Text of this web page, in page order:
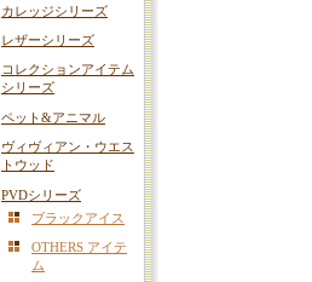
カレッジシリーズ
レザーシリーズ
コレクションアイテム
シリーズ
ペット&アニマル
ヴィヴィアン・ウエス
トウッド
PVDシリーズ
ブラックアイス
OTHERS アイテ
ム